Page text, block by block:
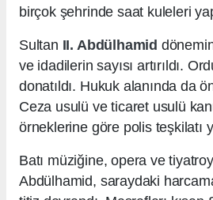
birçok şehrinde saat kuleleri
Sultan II. Abdülhamid
ve idadilerin sayısı artırıldı.
donatıldı. Hukuk alanında da
Ceza usulü ve ticaret usulü
örneklerine göre polis teşkilatı
Batı müziğine, opera ve
Abdülhamid, saraydaki